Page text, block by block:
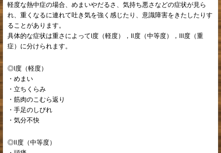
軽度な熱中症の場合、めまいやだるさ、気持ち悪さなどの症状が見ら
れ、重くなるに連れて吐き気を強く感じたり、意識障害をきたしたりす
ることがあります。
具体的な症状は重さによってⅠ度（軽度），Ⅱ度（中等度），Ⅲ度（重
症）に分けられます。
◎Ⅰ度（軽度）
・めまい
・立ちくらみ
・筋肉のこむら返り
・手足のしびれ
・気分不快
◎Ⅱ度（中等度）